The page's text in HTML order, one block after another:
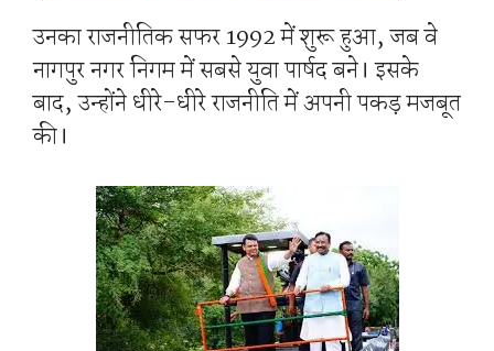
उनका राजनीतिक सफर 1992 में शुरू हुआ, जब वे
नागपुर नगर निगम में सबसे युवा पार्षद बने। इसके
बाद, उन्होंने धीरे-धीरे राजनीति में अपनी पकड़ मजबूत
की।